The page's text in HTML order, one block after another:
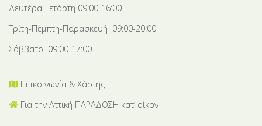
Δευτέρα-Tετάρτη 09:00-16:00
Τρίτη-Πέμπτη-Παρασκευή 09:00-20:00
Σάββατο 09:00-17:00
Επικοινωνία & Χάρτης
Για την Αττική ΠΑΡΑΔΟΣΗ κατ’ οίκον